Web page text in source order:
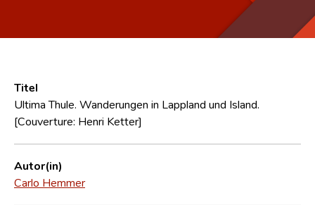
Erweiterte Suche
CNL
Forschungsgruppe
Titel
Ultima Thule. Wanderungen in Lappland und Island.
[Couverture: Henri Ketter]
Autor(in)
Carlo Hemmer